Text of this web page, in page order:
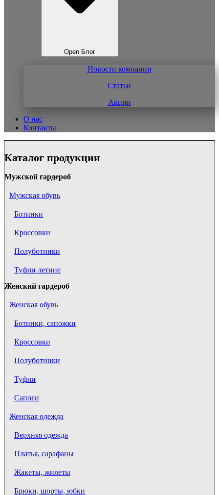
Open Блог
Новости компании
Статьи
Акции
О нас
Контакты
Каталог продукции
Мужской гардероб
Мужская обувь
Ботинки
Кроссовки
Полуботинки
Туфли летние
Женский гардероб
Женская обувь
Ботинки, сапожки
Кроссовки
Полуботинки
Туфли
Сапоги
Женская одежда
Верхняя одежда
Платья, сарафаны
Жакеты, жилеты
Брюки, шорты, юбки